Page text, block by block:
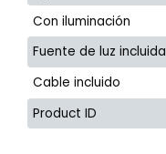
Con iluminación
Fuente de luz incluida
Cable incluido
Product ID